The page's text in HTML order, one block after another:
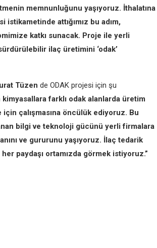
memnunluğunu yaşıyoruz. İthalatına
attığımız bu adım,
katkı sunacak. Proje ile yerli
ilaç üretimini ‘odak’
Tüzen de ODAK projesi için şu
farklı odak alanlarda üretim
çalışmasına öncülük ediyoruz. Bu
bilgi ve teknoloji gücünü yerli firmalara
ve gururunu yaşıyoruz. İlaç tedarik
paydaşı ortamızda görmek istiyoruz.”